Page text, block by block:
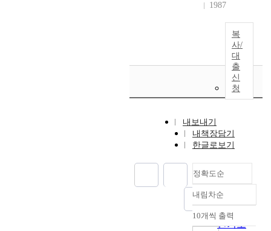
1987
복
사/
대
출
신
청
내보내기
내책장담기
한글로보기
정확도순
정확도
순
인기도
내림차순
내림차순
10개씩 출력